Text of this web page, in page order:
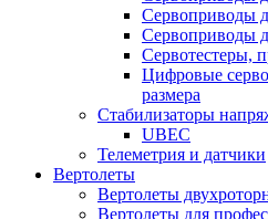
Сервоприводы
Сервоприводы
Сервотестеры,
Цифровые
размера
Стабилизаторы
UBEC
Телеметрия и датчики
Вертолеты
Вертолеты
Вертолеты для